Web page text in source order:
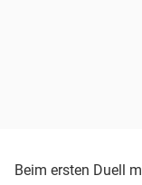
Beim ersten Duell